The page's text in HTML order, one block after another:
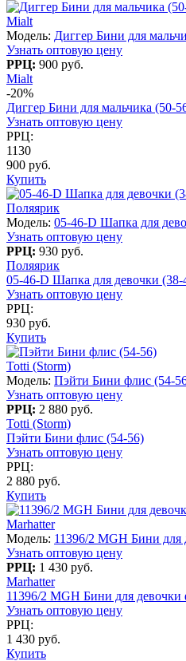
Mialt
Модель: Диггер Бини для
Узнать оптовую цену
РРЦ: 900 руб.
Mialt
-20%
Диггер Бини для мальчика (50-
Узнать оптовую цену
РРЦ:
1130
900 руб.
Купить
Поляярик
Модель: 05-46-D Шапка для
Узнать оптовую цену
РРЦ: 930 руб.
Поляярик
05-46-D Шапка для девочки (38-
Узнать оптовую цену
РРЦ:
930 руб.
Купить
Totti (Storm)
Модель: Пэйти Бини флис (54-
Узнать оптовую цену
РРЦ: 2 880 руб.
Totti (Storm)
Пэйти Бини флис (54-56)
Узнать оптовую цену
РРЦ:
2 880 руб.
Купить
Marhatter
Модель: 11396/2 MGH Бини для
Узнать оптовую цену
РРЦ: 1 430 руб.
Marhatter
11396/2 MGH Бини для девочки
Узнать оптовую цену
РРЦ:
1 430 руб.
Купить